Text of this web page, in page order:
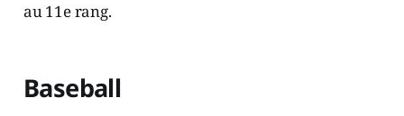
au 11e rang.
Baseball